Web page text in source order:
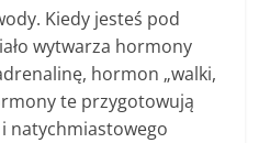
Kiedy jesteś pod
wytwarza hormony
hormon „walki,
te przygotowują
natychmiastowego